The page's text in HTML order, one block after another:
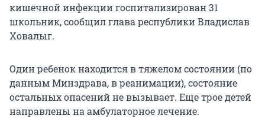
кишечной инфекции госпитализирован 31
школьник, сообщил глава республики Владислав
Ховалыг.
Один ребенок находится в тяжелом состоянии (по
данным Минздрава, в реанимации), состояние
остальных опасений не вызывает. Еще трое детей
направлены на амбулаторное лечение.